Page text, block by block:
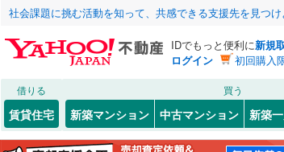
社会課題に挑む活動を知って、共感できる支援先を見つけ
IDでもっと便利に新規
ログイン
初回購入
借りる
賃貸住宅
買う
新築マンション 中古マンション 新築